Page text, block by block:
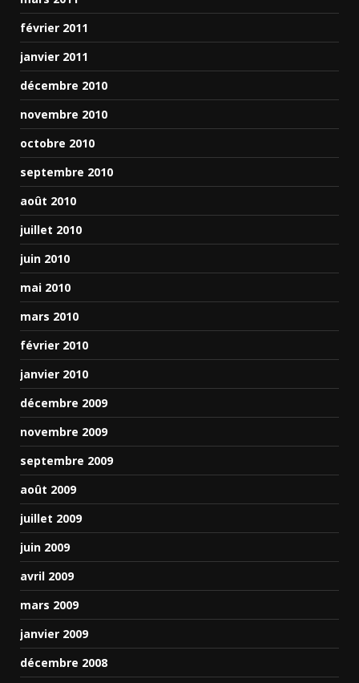
février 2011
janvier 2011
décembre 2010
novembre 2010
octobre 2010
septembre 2010
août 2010
juillet 2010
juin 2010
mai 2010
mars 2010
février 2010
janvier 2010
décembre 2009
novembre 2009
septembre 2009
août 2009
juillet 2009
juin 2009
avril 2009
mars 2009
janvier 2009
décembre 2008